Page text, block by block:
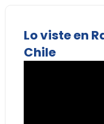
Lo viste en
Chile